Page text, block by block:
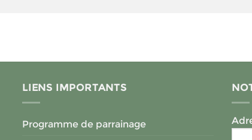
LIENS IMPORTANTS
Programme de parrainage